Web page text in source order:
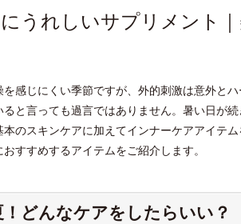
うれしいサプリメント
を感じにくい季節ですが、外的刺激は意外と
ると言っても過言ではありません。暑い日が
本のスキンケアに加えてインナーケアアイテ
すすめするアイテムをご紹介します。
どんなケアをしたらいい？